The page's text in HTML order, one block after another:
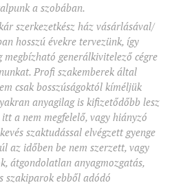
a szobában.
szerkezetkész ház vásárlásával/
hosszú évekre tervezünk, így
megbízható generálkivitelező cégre
Profi szakemberek által
csak bosszúságoktól kíméljük
anyagilag is kifizetődőbb lesz
a nem megfelelő, vagy hiányzó
szaktudással elvégzett gyenge
az időben be nem szerzett, vagy
átgondolatlan anyagmozgatás,
szakiparok ebből adódó